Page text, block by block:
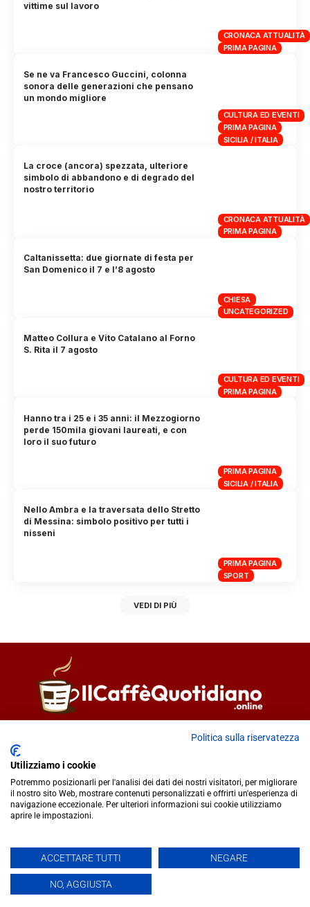
CRONACA ATTUALITÀ
PRIMA PAGINA
vittime sul lavoro
CULTURA ED EVENTI
PRIMA PAGINA
SICILIA / ITALIA
Se ne va Francesco Guccini, colonna
sonora delle generazioni che pensano
un mondo migliore
CRONACA ATTUALITÀ
PRIMA PAGINA
La croce (ancora) spezzata, ulteriore
simbolo di abbandono e di degrado del
nostro territorio
CHIESA
UNCATEGORIZED
Caltanissetta: due giornate di festa per
San Domenico il 7 e l’8 agosto
CULTURA ED EVENTI
PRIMA PAGINA
Matteo Collura e Vito Catalano al Forno
S. Rita il 7 agosto
PRIMA PAGINA
SICILIA / ITALIA
Hanno tra i 25 e i 35 anni: il Mezzogiorno
perde 150mila giovani laureati, e con
loro il suo futuro
PRIMA PAGINA
SPORT
Nello Ambra e la traversata dello Stretto
di Messina: simbolo positivo per tutti i
nisseni
VEDI DI PIÙ
Fiorella Falci
redazione@ilcaffequotidiano.online
C.F. 92076900858
Chi siamo
IlCaffèQuotidiano.online è una testata giornalistica registrata
presso il Tribunale di Caltanissetta n.02/2024 del 17/07/2024 |
Realizzato da
Politica sulla riservatezza
Utilizziamo i cookie
Potremmo posizionarli per l'analisi dei dati dei nostri visitatori, per migliorare
il nostro sito Web, mostrare contenuti personalizzati e offrirti un'esperienza di
navigazione eccezionale. Per ulteriori informazioni sui cookie utilizziamo
aprire le impostazioni.
ACCETTARE TUTTI NEGARE
NO, AGGIUSTA